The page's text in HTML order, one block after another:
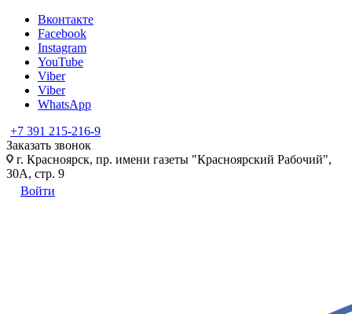
Вконтакте
Facebook
Instagram
YouTube
Viber
Viber
WhatsApp
+7 391 215-216-9
Заказать звонок
г. Красноярск, пр. имени газеты "Красноярский Рабочий",
30А, стр. 9
Войти